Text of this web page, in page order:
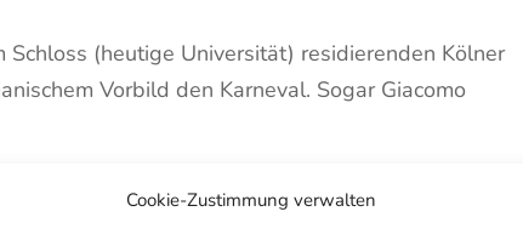
Cookie-Zustimmung verwalten
(heutige Universität) residierenden Kölner
Vorbild den Karneval. Sogar Giacomo
die Studenten damit, Karneval zu feiern. In
Corps, die sich durch Nachahmung über das